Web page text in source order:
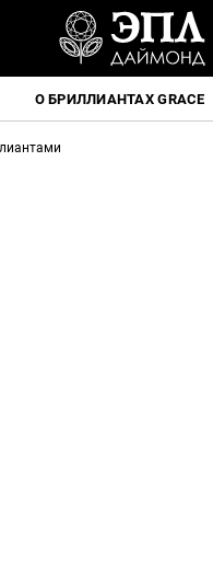
О БРИЛЛИАНТАХ GRACE